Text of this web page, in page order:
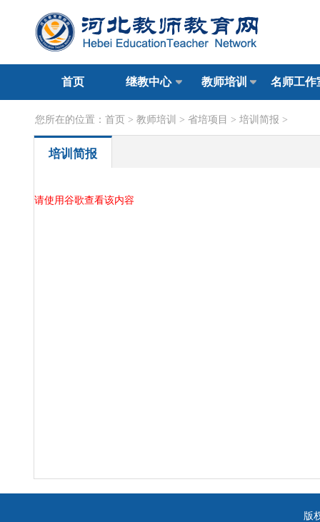
首页 继教中心 教师培训 名师工作
您所在的位置： 首页 > 教师培训 > 省培项目 > 培训简报 >
培训简报
请使用谷歌查看该内容
版